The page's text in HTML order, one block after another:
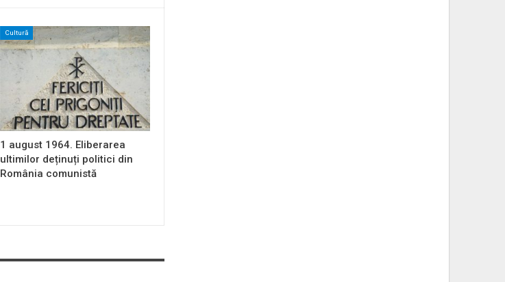
Cultură
1 august 1964. Eliberarea
ultimilor deținuți politici din
România comunistă